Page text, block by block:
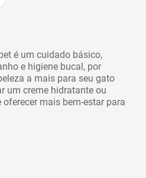
é um cuidado básico,
e higiene bucal, por
a mais para seu gato
um creme hidratante ou
mais bem-estar para